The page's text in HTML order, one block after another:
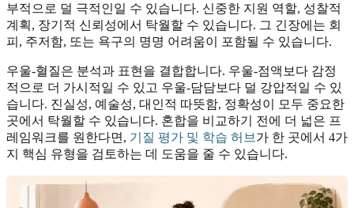
부적으로 덜 극적인일 수 있습니다. 신중한 지원 역할, 성찰적
계획, 장기적 신뢰성에서 탁월할 수 있습니다. 그 긴장에는 회
피, 주저함, 또는 욕구의 명명 어려움이 포함될 수 있습니다.
우울-혈질은 분석과 표현을 결합합니다. 우울-점액보다 감정
적으로 더 가시적일 수 있고 우울-담담보다 덜 강압적일 수 있
습니다. 진실성, 예술성, 대인적 따뜻함, 정확성이 모두 중요한
곳에서 탁월할 수 있습니다. 혼합을 비교하기 전에 더 넓은 프
레임워크를 원한다면, 기질 평가 및 학습 허브 가 한 곳에서 4가
지 핵심 유형을 검토하는 데 도움을 줄 수 있습니다.